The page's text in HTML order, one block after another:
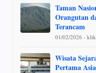
Taman
Orangutan
Terancam
01/02/2026 -
Wisata
Pertama